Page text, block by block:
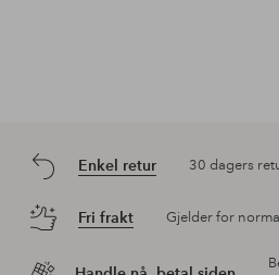
Enkel retur 30 dagers
Fri frakt Gjelder for